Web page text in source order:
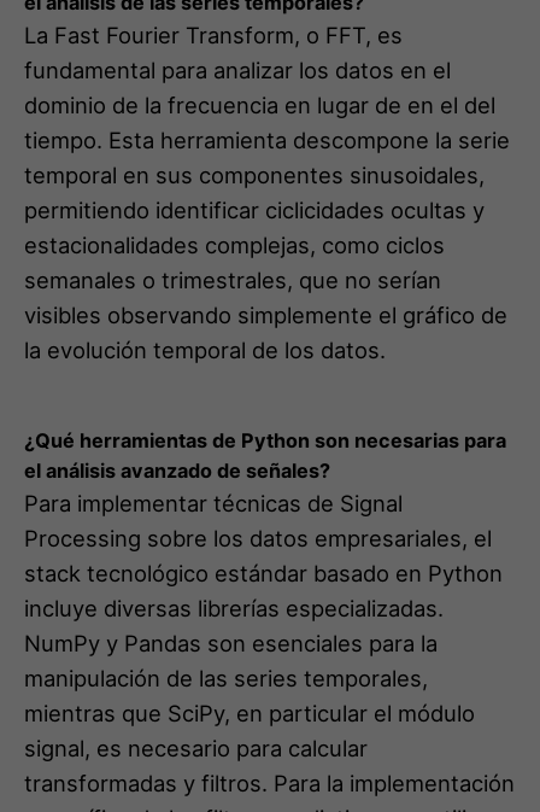
tiempo. Esta herramienta descompone la serie
temporal en sus componentes sinusoidales,
permitiendo identificar ciclicidades ocultas y
estacionalidades complejas, como ciclos
semanales o trimestrales, que no serían
visibles observando simplemente el gráfico de
la evolución temporal de los datos.
¿Qué herramientas de Python son necesarias para
el análisis avanzado de señales?
stack tecnológico estándar basado en Python
incluye diversas librerías especializadas.
NumPy y Pandas son esenciales para la
manipulación de las series temporales,
mientras que SciPy, en particular el módulo
signal, es necesario para calcular
transformadas y filtros. Para la implementación
específica de los filtros predictivos, se utilizan
librerías optimizadas como PyKalman o
FilterPy.